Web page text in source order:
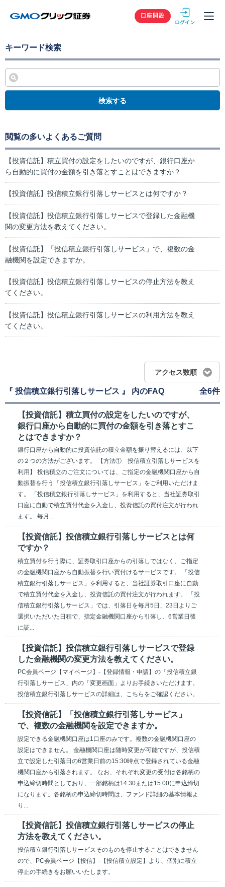
GMOクリック
口座開設
キーワード検索
検索する
閲覧の多いよくあるご質問
【投資信託】積立買付の設定をしたいのですが、銀行口座か
ら自動的に買付の金額を引き落とすことはできますか？
【投資信託】投信積立銀行引落しサービスとは何ですか？
【投資信託】投信積立銀行引落しサービスで登録した金融機
関の変更方法を教えてください。
【投資信託】「投信積立銀行引落しサービス」で、複数の金
融機関を設定できますか。
【投資信託】投信積立銀行引落しサービスの停止方法を教え
てください。
【投資信託】投信積立銀行引落しサービスの利用方法を教え
てください。
アクセス数順
『 投信積立銀行引落しサービス 』 内のFAQ 全6件
【投資信託】積立買付の設定をしたいのですが、
銀行口座から自動的に買付の金額を引き落とすこ
とはできますか？
銀行口座から自動的に投資信託の積立金額を振り替えるには、以下
の２つの方法がございます。 【方法① 投信積立引落しサービスを
利用】 投信積立のご注文については、ご指定の金融機関口座から自
動振替を行う「投信積立銀行引落しサービス」をご利用いただけま
す。 「投信積立銀行引落しサービス」を利用すると、当社証券取引
口座に自動で積立買付代金を入金し、投資信託の買付注文が行われ
ます。 毎月...
【投資信託】投信積立銀行引落しサービスとは何
ですか？
積立買付を行う際に、証券取引口座からの引落しではなく、ご指定
の金融機関口座から自動振替を行い買付けるサービスです。 「投信
積立銀行引落しサービス」を利用すると、当社証券取引口座に自動
で積立買付代金を入金し、投資信託の買付注文が行われます。 「投
信積立銀行引落しサービス」では、引落日を毎月5日、23日よりご
選択いただいた日程で、指定金融機関口座から引落し、6営業日後
に証...
【投資信託】投信積立銀行引落しサービスで登録
した金融機関の変更方法を教えてください。
PC会員ページ【マイページ】-【登録情報・申請】の「投信積立銀
行引落しサービス」内の「変更画面」よりお手続きいただけます。
投信積立銀行引落しサービスの詳細は、こちらをご確認ください。
【投資信託】「投信積立銀行引落しサービス」
で、複数の金融機関を設定できますか。
設定できる金融機関口座は1口座のみです。複数の金融機関口座の
設定はできません。 金融機関口座は随時変更が可能ですが、投信積
立で設定した引落日の6営業日前の15:30時点で登録されている金融
機関口座から引落されます。 なお、それぞれ変更の受付は各銘柄の
申込締切時間としており、一部銘柄は14:30または15:00に申込締切
になります。各銘柄の申込締切時間は、ファンド詳細の基本情報よ
り...
【投資信託】投信積立銀行引落しサービスの停止
方法を教えてください。
投信積立銀行引落しサービスそのものを停止することはできません
ので、PC会員ページ【投信】-【投信積立設定】より、個別に積立
停止の手続きをお願いいたします。